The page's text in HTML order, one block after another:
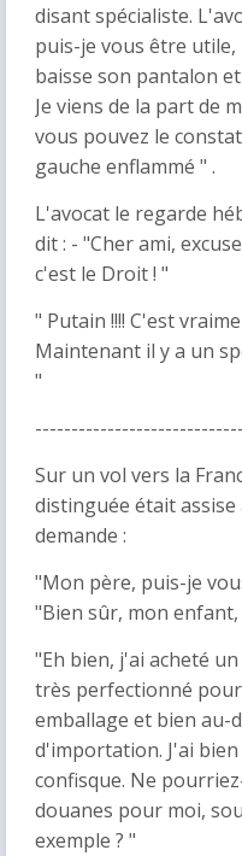
disant spécialiste.
puis-je vous être
baisse son pantalon
Je viens de la part de
vous pouvez le
gauche enflammé " .
L'avocat le regarde
dit : - "Cher ami,
c'est le Droit ! "
" Putain !!!! C'est
Maintenant il y a un
"
Sur un vol vers la
distinguée était
demande :
"Mon père, puis-je
"Bien sûr, mon
"Eh bien, j'ai acheté
très perfectionné
emballage et bien au-
d'importation. J'ai
confisque. Ne
douanes pour moi,
exemple ? "